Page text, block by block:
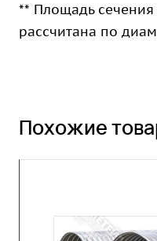
** Площадь сечения
рассчитана по
Похожие